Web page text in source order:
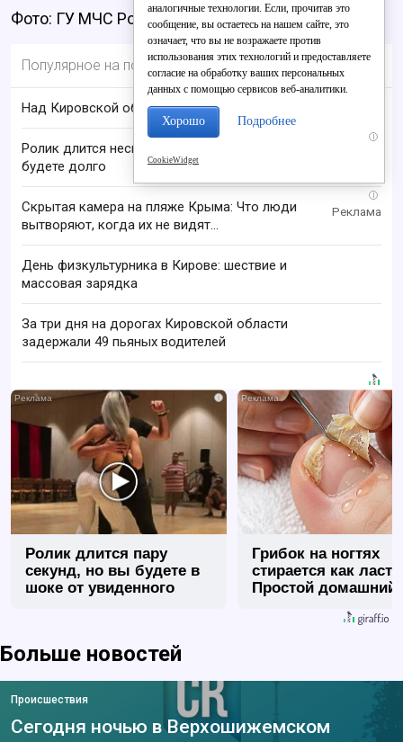
Фото: ГУ МЧС России по Кировской области
Популярное на портале
Над Кировской областью сбили БПЛА
i
Ролик длится несколько секунд, а смеяться вы
будете долго
i
Скрытая камера на пляже Крыма: Что люди
вытворяют, когда их не видят...
День физкультурника в Кирове: шествие и
массовая зарядка
За три дня на дорогах Кировской области
задержали 49 пьяных водителей
i
Ролик длится пару
секунд, но вы будете в
шоке от увиденного
Грибок на ногтях
стирается как
Простой домашний
Больше новостей
Происшествия
Сегодня ночью в Верхошижемском
аналогичные технологии. Если, прочитав это
сообщение, вы остаетесь на нашем сайте, это
означает, что вы не возражаете против
использования этих технологий и предоставляете
согласие на обработку ваших персональных
данных с помощью сервисов веб-аналитики.
Хорошо Подробнее
CookieWidget